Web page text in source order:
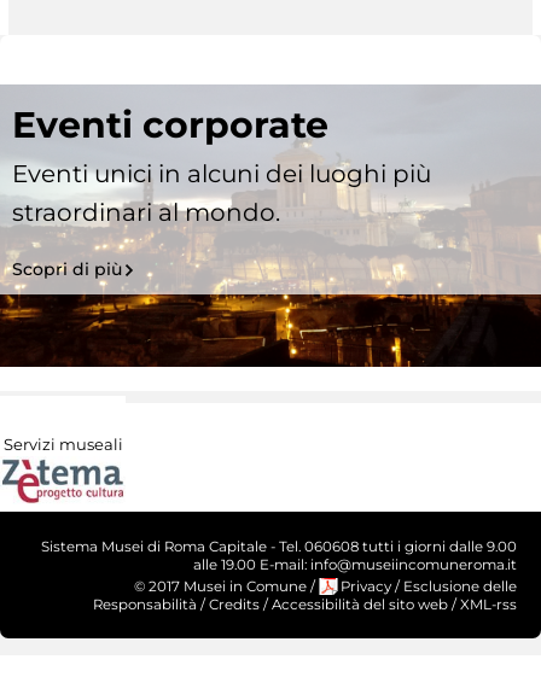
Eventi corporate
Eventi unici in alcuni dei luoghi più
straordinari al mondo.
Scopri di più
Servizi museali
Sistema Musei di Roma Capitale - Tel. 060608 tutti i giorni dalle 9.00
alle 19.00 E-mail: info@museiincomuneroma.it
© 2017 Musei in Comune / Privacy / Esclusione delle
Responsabilità / Credits / Accessibilità del sito web / XML-rss